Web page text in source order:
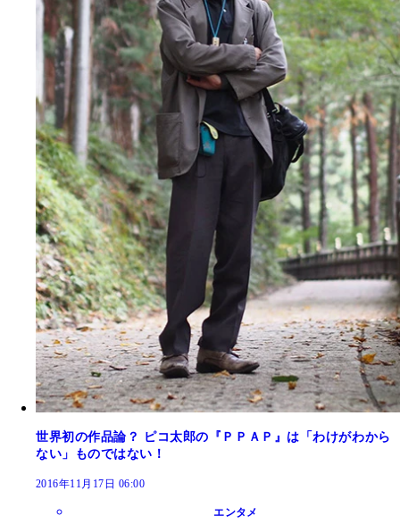
世界初の作品論？ ピコ太郎の『ＰＰＡＰ』は「わけがわから
ない」ものではない！
2016年11月17日 06:00
エンタメ